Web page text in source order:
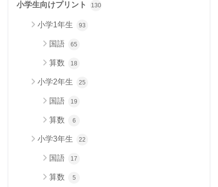
小学生向けプリント 130
小学1年生 93
国語 65
算数 18
小学2年生 25
国語 19
算数 6
小学3年生 22
国語 17
算数 5